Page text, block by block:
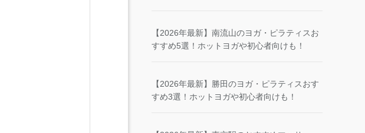
【2026年最新】南流山のヨガ・ピラティスお
すすめ5選！ホットヨガや初心者向けも！
【2026年最新】勝田のヨガ・ピラティスおす
すめ3選！ホットヨガや初心者向けも！